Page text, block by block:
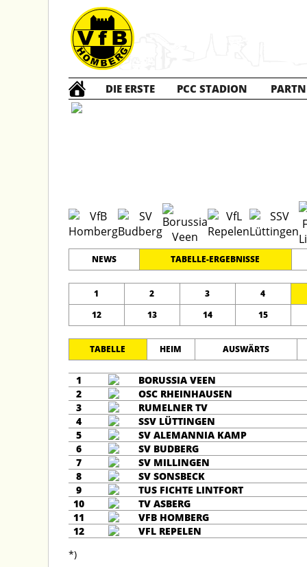
DIE ERSTE PCC STADION
NEWS TABELLE-ERGEBNISSE
1 2 3
4
12
13 14 15
TABELLE HEIM AUSWÄRTS
1
BORUSSIA VEEN
2
OSC RHEINHAUSEN
3
RUMELNER TV
4
SSV LÜTTINGEN
5
SV ALEMANNIA KAMP
6
SV BUDBERG
7
SV MILLINGEN
8
SV SONSBECK
9
TUS FICHTE LINTFORT
10
TV ASBERG
11
VFB HOMBERG
12
VFL REPELEN
*)